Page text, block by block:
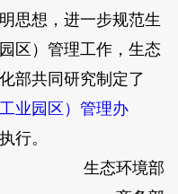
想，进一步规范生
区）管理工作，生态
部共同研究制定了
业园区）管理办
行。
生态环境部